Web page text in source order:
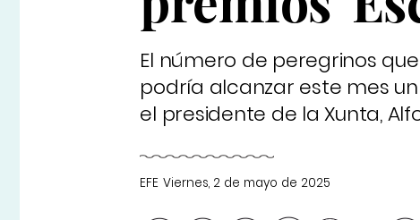
El número de peregrinos
podría alcanzar este mes
el presidente de la Xunta,
EFE Viernes, 2 de mayo de 2025